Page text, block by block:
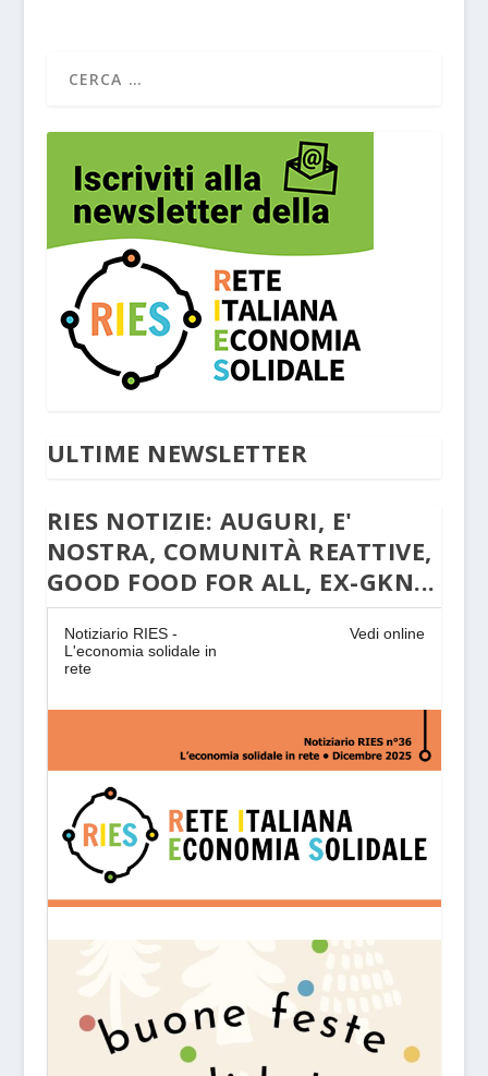
ULTIME NEWSLETTER
RIES NOTIZIE: AUGURI, E'
NOSTRA, COMUNITÀ REATTIVE,
GOOD FOOD FOR ALL, EX-GKN...